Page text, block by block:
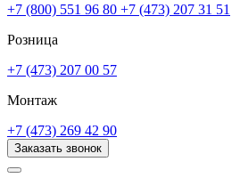
+7 (800) 551 96 80 +7 (473) 207 31 51
Розница
+7 (473) 207 00 57
Монтаж
+7 (473) 269 42 90
Заказать звонок